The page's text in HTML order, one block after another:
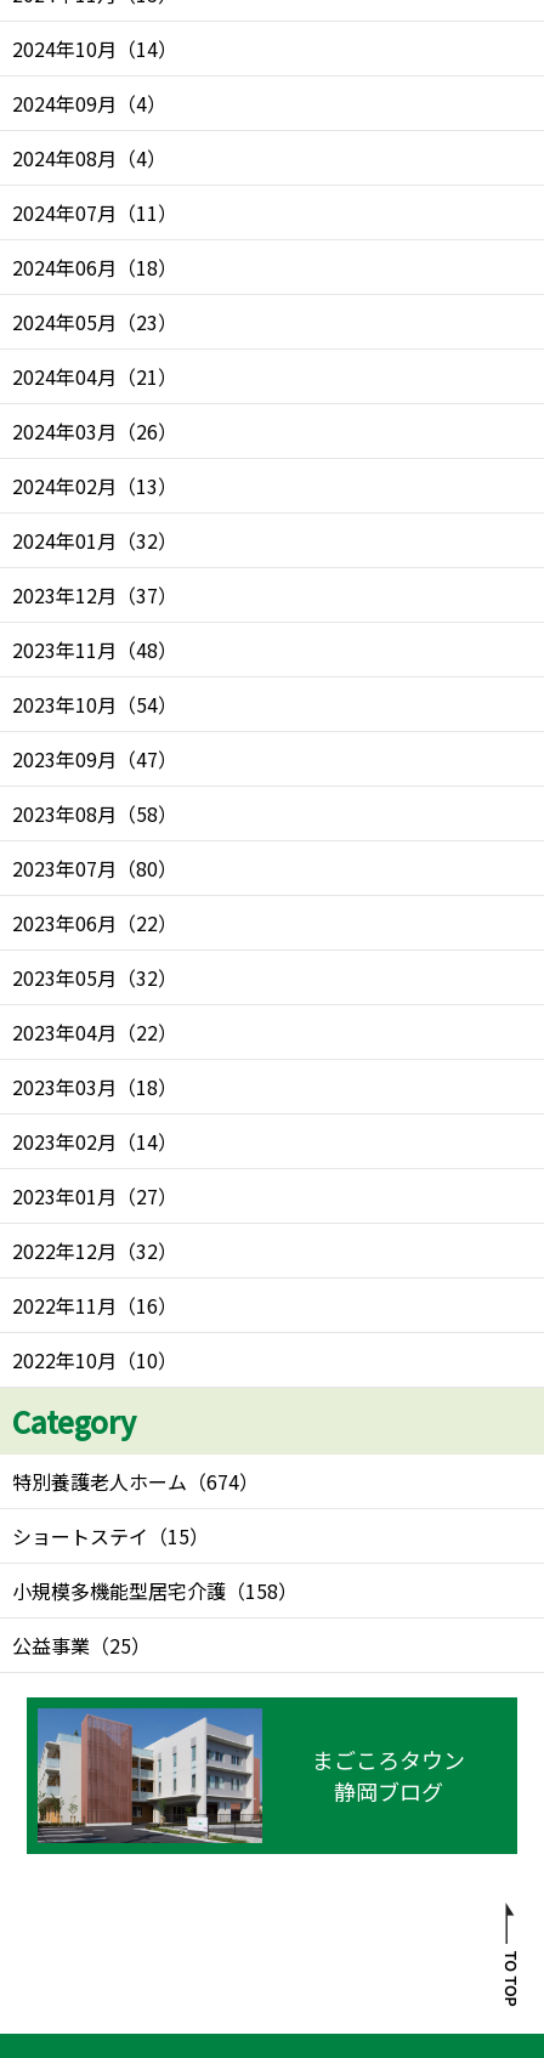
2024年10月 （14）
2024年09月 （4）
2024年08月 （4）
2024年07月 （11）
2024年06月 （18）
2024年05月 （23）
2024年04月 （21）
2024年03月 （26）
2024年02月 （13）
2024年01月 （32）
2023年12月 （37）
2023年11月 （48）
2023年10月 （54）
2023年09月 （47）
2023年08月 （58）
2023年07月 （80）
2023年06月 （22）
2023年05月 （32）
2023年04月 （22）
2023年03月 （18）
2023年02月 （14）
2023年01月 （27）
2022年12月 （32）
2022年11月 （16）
2022年10月 （10）
Category
特別養護老人ホーム （674）
ショートステイ （15）
小規模多機能型居宅介護 （158）
公益事業 （25）
まごころタウン
静岡ブログ